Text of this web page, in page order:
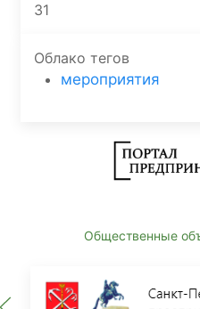
31
Облако тегов
мероприятия
Общественные